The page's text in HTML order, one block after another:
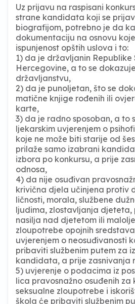
Uz prijavu na raspisani
strane kandidata koji se
biografijom, potrebno je da
dokumentaciju na osnovu
ispunjenost opštih uslova i to:
1) da je državljanin Republike
Hercegovine, a to se
državljanstvu,
2) da je punoljetan, što se
matične knjige rođenih ili
karte,
3) da je radno sposoban, a to
ljekarskim uvjerenjem o
koje ne može biti starije od
prilaže samo izabrani
izbora po konkursu, a prije
odnosa,
4) da nije osuđivan
krivična djela učinjena protiv
ličnosti, morala, službene
ljudima, zlostavljanja djeteta,
nasilja nad djetetom ili
zloupotrebe opojnih
uvjerenjem o neosuđivanosti
pribaviti službenim putem za
kandidata, a prije zasnivanja
5) uvjerenje o podacima iz
lica pravosnažno osuđenih
seksualne zloupotrebe i
škola će pribaviti službenim